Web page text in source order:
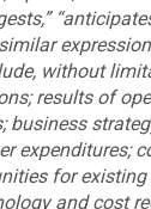
similar
without
results of
business
expenditures;
for
and cost